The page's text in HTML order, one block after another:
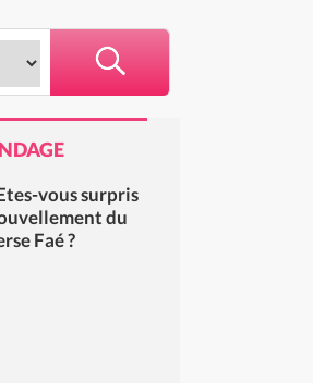
vous surpris
du
Faé ?